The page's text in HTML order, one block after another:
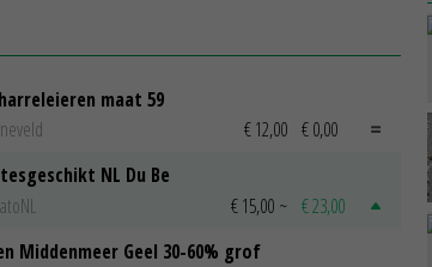
maat 59
€ 12,00 € 0,00
NL Du Be
€ 15,00 ~ € 23,00
Middenmeer Geel 30-60% grof